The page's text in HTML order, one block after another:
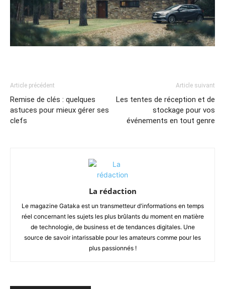
Article précédent
Remise de clés : quelques
astuces pour mieux gérer ses
clefs
Article suivant
Les tentes de réception et de
stockage pour vos
événements en tout genre
La rédaction
Le magazine Gataka est un transmetteur d'informations en temps
réel concernant les sujets les plus brûlants du moment en matière
de technologie, de business et de tendances digitales. Une
source de savoir intarissable pour les amateurs comme pour les
plus passionnés !